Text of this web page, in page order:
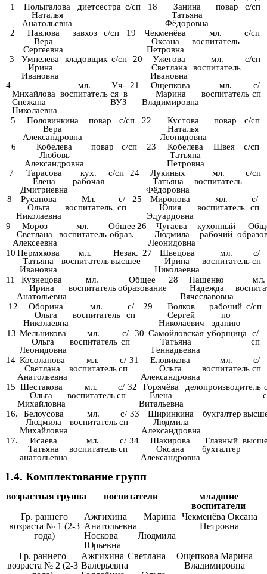
1
Полыгалова
Наталья
Анатольевна
диетсестра с/сп 18
Занина
Татьяна
Фёдоровна
повар с/сп
2
Павлова
Вера
Сергеевна
завхоз с/сп 19
Чекменёва
Оксана
Петровна
мл.
воспитатель
с/сп
3
Умпелева
Ирина
Ивановна
кладовщик с/сп 20
Ужегова
Светлана
Ивановна
мл.
воспитатель
с/сп
4
Михайлова
Снежана
Николаевна
мл.
воспитатель
Уч-
ся в
ВУЗ
21
Ощепкова
Марина
Владимировна
мл.
воспитатель
с/
сп
5
Половинкина
Вера
Александровна
повар с/сп 22
Кустова
Наталья
Леонидовна
повар с/сп
6
Кобелева
Любовь
Александровна
повар с/сп 23
Кобелева
Татьяна
Петровна
Швея с/сп
7
Тарасова
Елена
Дмитриевна
кух.
рабочая
с/сп 24
Лукиных
Татьяна
Фёдоровна
мл.
воспитатель
с/сп
8
Русанова
Ольга
Николаевна
Мл.
воспитатель
с/
сп
25
Миронова
Юлия
Эдуардовна
мл.
воспитатель
с/
сп
9
Мороз
Светлана
Алексеевна
мл.
воспитатель
Общее
образ.
26
Чугаева
Людмила
Леонидовна
кухонный
рабочий
10 Пермякова
Татьяна
Ивановна
мл.
воспитатель
Незак.
высшее
27
Швецова
Ирина
Николаевна
мл.
воспитатель
с/
сп
11
Кузнецова
Ирина
Анатольевна
мл.
воспитатель
Общее
образование
28
Пащенко
Надежда
Вячеславовна
мл.
12
Оборина
Ольга
Николаевна
мл.
воспитатель
с/
сп
29
Волков
Сергей
Николаевич
рабочий
по
зданию
с/сп
13 Мельникова
Ольга
Леонидовна
мл.
воспитатель
с/
сп
30 Самойловская
Татьяна
Геннадьевна
уборщица с/
сп
14 Косолапова
Светлана
Анатольевна
мл.
воспитатель
с/
сп
31
Еловикова
Ольга
Александровна
мл.
воспитатель
с/
сп
15 Шестакова
Ольга
Михайловна
мл.
воспитатель
с/
сп
32
Горячёва
Елена
Витальевна
делопроизводитель
16.
Белоусова
Людмила
Михайловна
мл.
воспитатель
с/
сп
33
Ширинкина
Людмила
Александровна
бухгалтер
17.
Исаева
Татьяна
анатольевна
мл.
воспитатель
с/
сп
34
Шакирова
Оксана
Александровна
Главный
бухгалтер
1.4. Комплектование групп
возрастная группа воспитатели
младшие
воспитатели
Гр. раннего
возраста № 1 (2-3
года)
Ажгихина Марина
Анатольевна
Носкова Людмила
Юрьевна
Чекменёва Оксана
Петровна
Гр. раннего
возраста № 2 (2-3
Ажгихина Светлана
Валерьевна
Ощепкова Марина
Владимировна